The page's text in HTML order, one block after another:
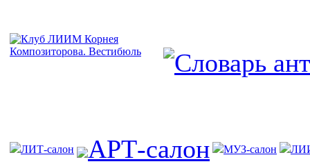
ЛИТ-салон АРТ-салон МУЗ-салон